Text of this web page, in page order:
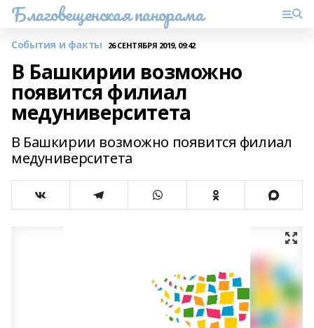
Благовещенская панорама
События и факты 26 СЕНТЯБРЯ 2019, 09:42
В Башкирии возможно
появится филиал
медуниверситета
В Башкирии возможно появится филиал
медуниверситета